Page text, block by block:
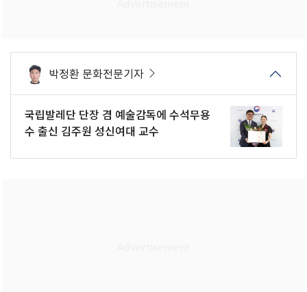
박정환 문화전문기자
국립발레단 단장 겸 예술감독에 수석무용
수 출신 김주원 성신여대 교수